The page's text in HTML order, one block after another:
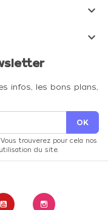


infos, les bons plans,
trouverez pour cela nos
du site.